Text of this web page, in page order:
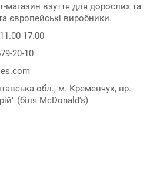
магазин взуття для дорослих та
європейські виробники.
17.00
20-10
обл., м. Кременчук, пр.
(біля McDonald's)